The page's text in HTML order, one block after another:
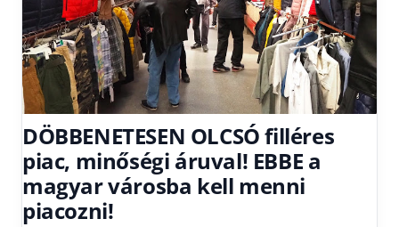
DÖBBENETESEN OLCSÓ filléres
piac, minőségi áruval! EBBE a
magyar városba kell menni
piacozni!